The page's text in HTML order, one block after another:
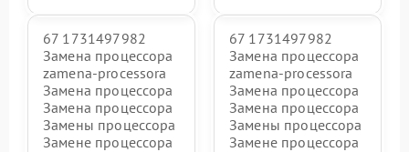
67 1731497982
Замена процессора
zamena-processora
Замена процессора
Замена процессора
Замены процессора
Замене процессора
67 1731497982
Замена процессора
zamena-processora
Замена процессора
Замена процессора
Замены процессора
Замене процессора